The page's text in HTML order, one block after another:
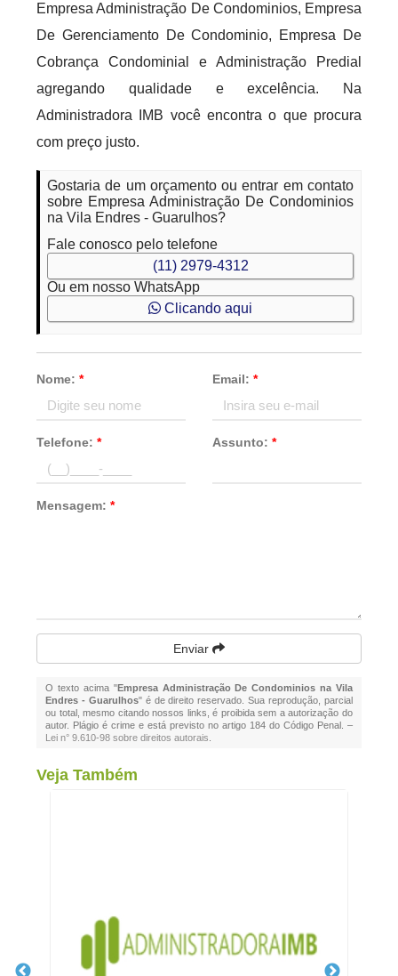
Empresa Administração De Condominios, Empresa
De Gerenciamento De Condominio, Empresa De
Cobrança Condominial e Administração Predial
agregando qualidade e excelência. Na
Administradora IMB você encontra o que procura
com preço justo.
Gostaria de um orçamento ou entrar em contato
sobre Empresa Administração De Condominios
na Vila Endres - Guarulhos?
Fale conosco pelo telefone
(11) 2979-4312
Ou em nosso WhatsApp
Clicando aqui
Nome:* Email: *
Telefone:* Assunto: *
Mensagem:*
Enviar
O texto acima "Empresa Administração De Condominios na Vila
Endres - Guarulhos" é de direito reservado. Sua reprodução, parcial
ou total, mesmo citando nossos links, é proibida sem a autorização do
autor. Plágio é crime e está previsto no artigo 184 do Código Penal. –
Lei n° 9.610-98 sobre direitos autorais
Veja Também